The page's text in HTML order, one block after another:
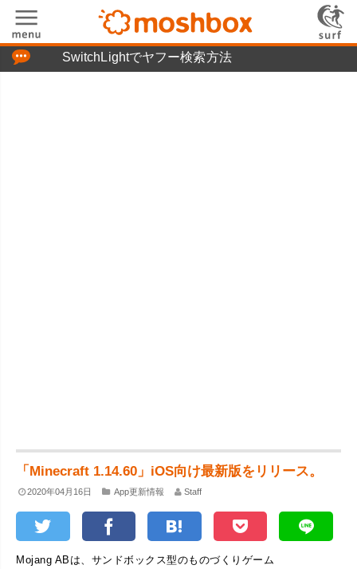
SwitchLightでヤフー検索方法
「Minecraft 1.14.60」iOS向け最新版をリリース。
2020年04月16日 App更新情報 Staff
Mojang ABは、サンドボックス型のものづくりゲーム
「つぶやき」の使い方